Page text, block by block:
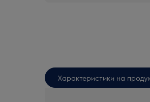
Характеристики на